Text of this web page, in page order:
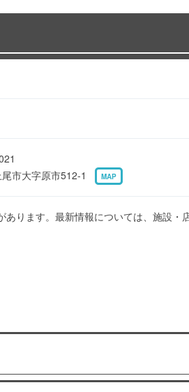
市大字原市512-1
MAP
ります。最新情報については、施設・